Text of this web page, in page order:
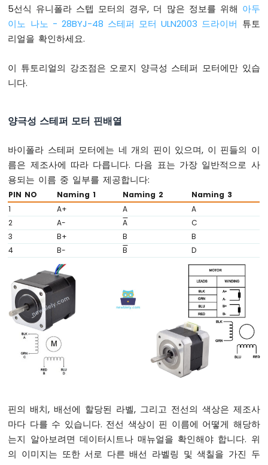
이
없
이
깜
임
아
노
나
-
여
러
LED
깜
박
임
아
두
나
노
-
LED
이
노
나
노
-
5선식 유니폴라 스텝 모터의 경우, 더 많은 정보를 위해 아두
이노 나노 - 28BYJ-48 스테퍼 모터 ULN2003 드라이버 튜토
리얼을 확인하세요.
이 튜토리얼의 강조점은 오로지 양극성 스테퍼 모터에만 있습
니다.
양극성 스테퍼 모터 핀배열
바이폴라 스테퍼 모터에는 네 개의 핀이 있으며, 이 핀들의 이
름은 제조사에 따라 다릅니다. 다음 표는 가장 일반적으로 사
용되는 이름 중 일부를 제공합니다:
PIN NO Naming 1 Naming 2
Naming 3
1
A+ A
A
2
A- A
C
3
B+ B
B
4
B- B D
핀의 배치, 배선에 할당된 라벨, 그리고 전선의 색상은 제조사
마다 다를 수 있습니다. 전선 색상이 핀 이름에 어떻게 해당하
는지 알아보려면 데이터시트나 매뉴얼을 확인해야 합니다. 위
의 이미지는 또한 서로 다른 배선 라벨링 및 색칠을 가진 두